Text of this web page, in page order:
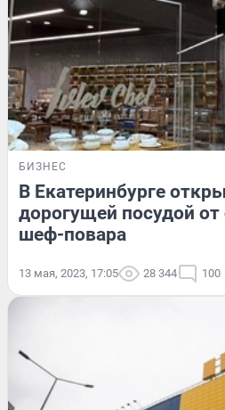
БИЗНЕС
В Екатеринбурге
дорогущей посудой от
шеф-повара
13 мая, 2023, 17:05 28 344 100